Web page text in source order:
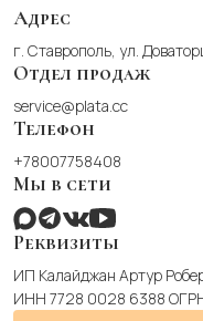
Адрес
г. Ставрополь, ул.
Отдел продаж
service@plata.cc
Телефон
+78007758408
Мы в сети
Реквизиты
ИП Калайджан Артур
ИНН 7728 0028 6388